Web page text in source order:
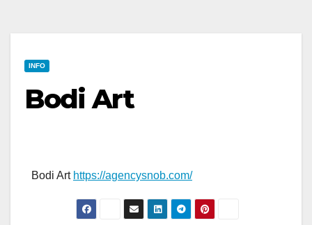
INFO
Bodi Art
Bodi Art https://agencysnob.com/